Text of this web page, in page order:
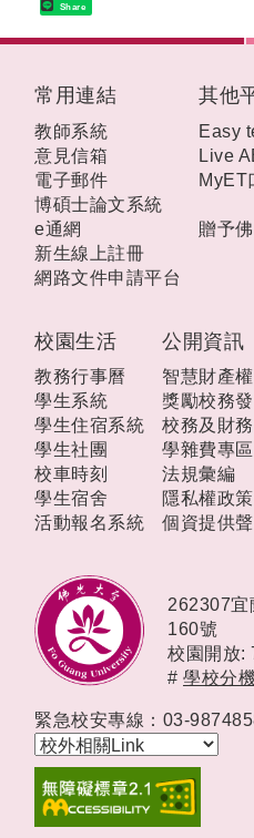
Share
校園生活
教務行事曆
學生系統
學生住宿系統
學生社團
校車時刻
學生宿舍
活動報名系統
公開資訊
智慧財產權
獎勵校務
校務及財
學雜費專區
法規彙編
隱私權政
個資提供
常用連結
教師系統
意見信箱
電子郵件
博碩士論文系統
e通網
新生線上註冊
網路文件申請平台
其他
Easy
Live
MyET
贈予
262307宜
160號
校園開放:
# 學校分
緊急校安專線：03-